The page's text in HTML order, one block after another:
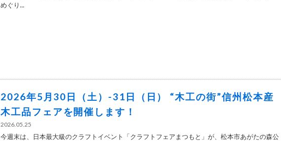
めぐり...
2026年5月30日（土）-31日（日） “木工の街”信州松本産
木工品フェアを開催します！
2026.05.25
今週末は、日本最大級のクラフトイベント「クラフトフェアまつもと」が、松本市あがたの森公